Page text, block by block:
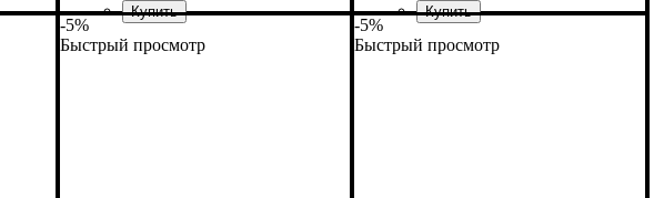
-5%
Быстрый просмотр
-5%
Быстрый просмотр